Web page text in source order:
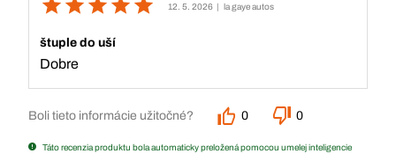
12. 5. 2026 | la gaye autos
štuple do uší
Dobre
Boli tieto informácie užitočné? 0 0
Táto recenzia produktu bola automaticky preložená pomocou umelej inteligencie